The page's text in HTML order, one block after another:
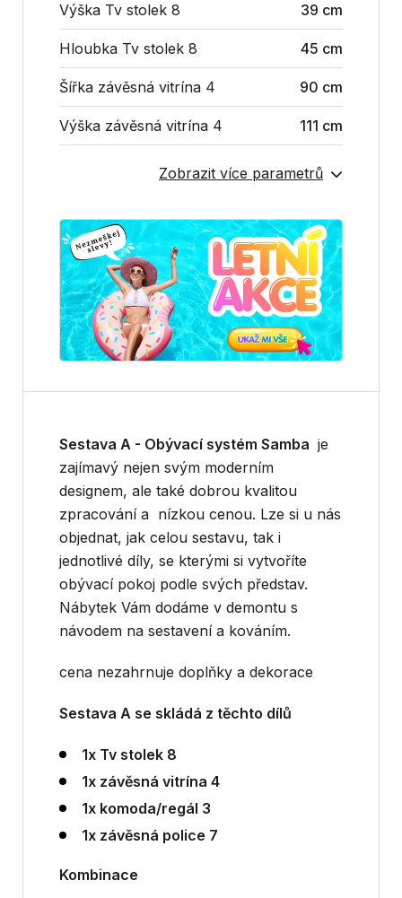
Výška Tv stolek 8 39 cm
Hloubka Tv stolek 8 45 cm
Šířka závěsná vitrína 4 90 cm
Výška závěsná vitrína 4 111 cm
Zobrazit více parametrů
Sestava A - Obývací systém Samba je
zajímavý nejen svým moderním
designem, ale také dobrou kvalitou
zpracování a nízkou cenou. Lze si u nás
objednat, jak celou sestavu, tak i
jednotlivé díly, se kterými si vytvoříte
obývací pokoj podle svých představ.
Nábytek Vám dodáme v demontu s
návodem na sestavení a kováním.
cena nezahrnuje doplňky a dekorace
Sestava A se skládá z těchto dílů
1x Tv stolek 8
1x závěsná vitrína 4
1x komoda/regál 3
1x závěsná police 7
Kombinace